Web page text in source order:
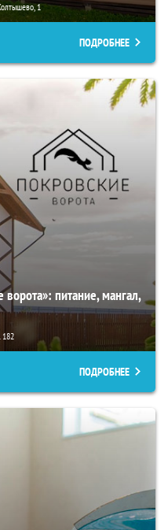
1
ПОДРОБНЕЕ
питание, мангал,
182
ПОДРОБНЕЕ